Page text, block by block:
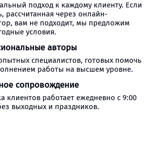
подход к каждому клиенту. Если
рассчитанная через онлайн-
вам не подходит, мы предложим
условия.
авторы
специалистов, готовых помочь
работы на высшем уровне.
сопровождение
клиентов работает ежедневно с 9:00
выходных и праздников.